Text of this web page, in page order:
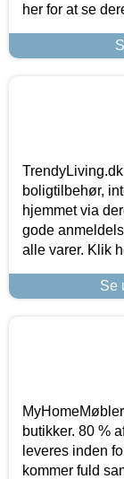
her for at se
boligtilbehør,
hjemmet via
gode
alle varer. Klik
Se
butikker. 80 %
leveres inden
kommer fuld